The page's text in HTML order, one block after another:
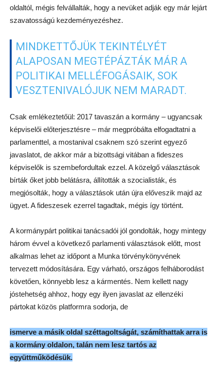
oldaltól, mégis felvállalták, hogy a nevüket adják egy már lejárt
szavatosságú kezdeményezéshez.
MINDKETTŐJÜK TEKINTÉLYÉT
ALAPOSAN MEGTÉPÁZTÁK MÁR A
POLITIKAI MELLÉFOGÁSAIK, SOK
VESZTENIVALÓJUK NEM MARADT.
Csak emlékeztetőül: 2017 tavaszán a kormány – ugyancsak
képviselői előterjesztésre – már megpróbálta elfogadtatni a
parlamenttel, a mostanival csaknem szó szerint egyező
javaslatot, de akkor már a bizottsági vitában a fideszes
képviselők is szembefordultak ezzel. A közelgő választások
bírták őket jobb belátásra, állították a szocialisták, és
megjósolták, hogy a választások után újra előveszik majd az
ügyet. A fideszesek ezerrel tagadtak, mégis így történt.
A kormánypárt politikai tanácsadói jól gondolták, hogy mintegy
három évvel a következő parlamenti választások előtt, most
alkalmas lehet az időpont a Munka törvénykönyvének
tervezett módosítására. Egy várható, országos felháborodást
követően, könnyebb lesz a kármentés. Nem kellett nagy
jóstehetség ahhoz, hogy egy ilyen javaslat az ellenzéki
pártokat közös platformra sodorja, de
ismerve a másik oldal széttagoltságát, számíthattak arra is
a kormány oldalon, talán nem lesz tartós az
együttműködésük.